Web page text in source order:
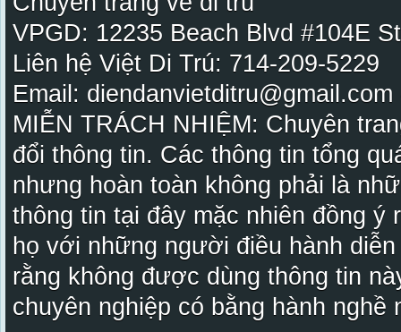
VPGD: 12235 Beach Blvd #104E
Liên hệ Việt Di Trú: 714-209-5229
Email:
MIỄN TRÁCH NHIỆM: Chuyên
đổi thông tin. Các thông tin tổng
nhưng hoàn toàn không phải là
thông tin tại đây mặc nhiên đồng ý
họ với những người điều hành
rằng không được dùng thông tin
chuyên nghiệp có bằng hành